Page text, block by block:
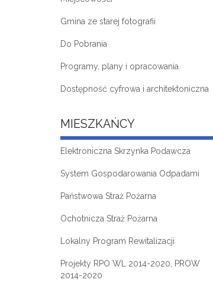
Gmina ze starej fotografii
Do Pobrania
Programy, plany i opracowania
Dostępność cyfrowa i architektoniczna
MIESZKAŃCY
Elektroniczna Skrzynka Podawcza
System Gospodarowania Odpadami
Państwowa Straż Pożarna
Ochotnicza Straż Pożarna
Lokalny Program Rewitalizacji
Projekty RPO WL 2014-2020, PROW
2014-2020